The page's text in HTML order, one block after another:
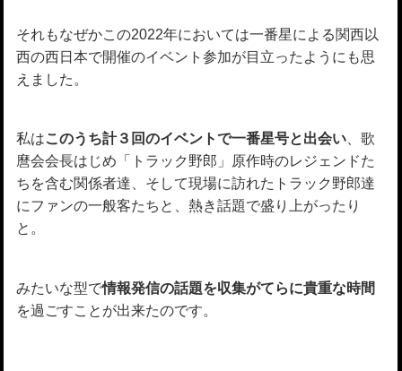
それもなぜかこの2022年においては一番星による関西以
西の西日本で開催のイベント参加が目立ったようにも思
えました。
私はこのうち計３回のイベントで一番星号と出会い、歌
麿会会長はじめ「トラック野郎」原作時のレジェンドた
ちを含む関係者達、そして現場に訪れたトラック野郎達
にファンの一般客たちと、熱き話題で盛り上がったり
と。
みたいな型で情報発信の話題を収集がてらに貴重な時間
を過ごすことが出来たのです。